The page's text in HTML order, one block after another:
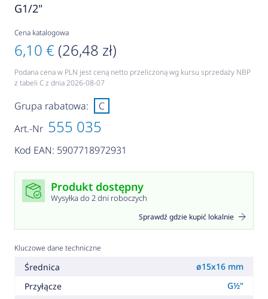
G1/2"
Cena katalogowa
6,10 € (26,48 zł)
Podana cena w PLN jest ceną netto przeliczoną wg kursu sprzedaży NBP
z tabeli C z dnia 2026-08-07
Art.-Nr 555 035
Kod EAN: 5907718972931
Grupa rabatowa: C
Produkt dostępny
Wysyłka do 2 dni roboczych
Sprawdź gdzie kupić lokalnie
Kluczowe dane techniczne
Średnica
ø15x16 mm
Przyłącze
G½"